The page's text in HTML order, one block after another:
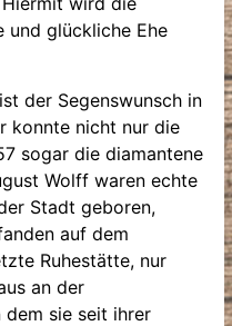
und glückliche Ehe
der Segenswunsch in
konnte nicht nur die
sogar die diamantene
Wolff waren echte
Stadt geboren,
auf dem
Ruhestätte, nur
an der
sie seit ihrer